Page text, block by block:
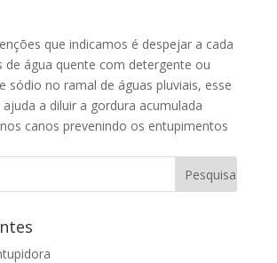
que indicamos é despejar a cada
de água quente com detergente ou
sódio no ramal de águas pluviais, esse
a diluir a gordura acumulada
canos prevenindo os entupimentos